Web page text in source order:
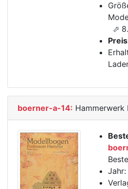
⬀
boerner-a-14: Hammerwerk
Jahr: